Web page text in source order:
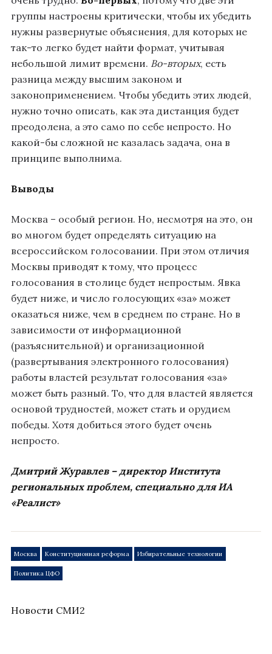
группы настроены критически, чтобы их убедить
нужны развернутые объяснения, для которых не
так-то легко будет найти формат, учитывая
небольшой лимит времени. Во-вторых, есть
разница между высшим законом и
законоприменением. Чтобы убедить этих людей,
нужно точно описать, как эта дистанция будет
преодолена, а это само по себе непросто. Но
какой-бы сложной не казалась задача, она в
принципе выполнима.
Выводы
Москва – особый регион. Но, несмотря на это, он
во многом будет определять ситуацию на
всероссийском голосовании. При этом отличия
Москвы приводят к тому, что процесс
голосования в столице будет непростым. Явка
будет ниже, и число голосующих «за» может
оказаться ниже, чем в среднем по стране. Но в
зависимости от информационной
(разъяснительной) и организационной
(развертывания электронного голосования)
работы властей результат голосования «за»
может быть разный. То, что для властей является
основой трудностей, может стать и орудием
победы. Хотя добиться этого будет очень
непросто.
Дмитрий Журавлев – директор Института
региональных проблем, специально для ИА
«Реалист»
Москва Конституционная реформа Избирательные технологии
Политика ЦФО
Новости СМИ2